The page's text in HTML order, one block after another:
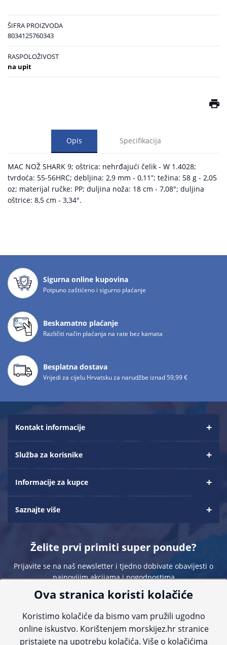
ŠIFRA PROIZVODA
8034125760343
RASPOLOŽIVOST
na upit
Opis Specifikacija
MAC NOŽ SHARK 9; oštrica: nehrđajući čelik - W 1.4028;
tvrdoća: 55-56HRC; debljina: 2,9 mm - 0,11”; težina: 58 g - 2,05
oz; materijal ručke: PP; duljina noža: 18 cm - 7,08"; duljina
oštrice: 8,5 cm - 3,34".
Sigurna online kupovina
Potpuno zaštićeno i sigurno plaćanje
Beskamatno plaćanje
Različiti način plaćanja na rate bez kamata
Besplatna dostava
Vrijedi za cijelu Hrvatsku za narudžbe iznad 59,99 €
Kontakt informacije
Služba za korisnike
Informacije za kupce
Saznajte više
Želite prvi primiti super ponude?
Prijavite se na naš newsletter i tjedno dobivate obavijesti o
najnovijim akcijama i pogodnostima
Ova stranica koristi kolačiće
Koristimo kolačiće da bismo vam pružili ugodno
online iskustvo. Korištenjem morskijez.hr stranice
pristajete na upotrebu kolačića. Više o kolačićima